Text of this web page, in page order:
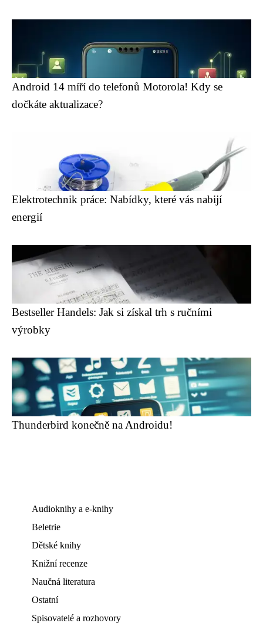
Android 14 míří do telefonů Motorola! Kdy se
dočkáte aktualizace?
Elektrotechnik práce: Nabídky, které vás nabijí
energií
Bestseller Handels: Jak si získal trh s ručními
výrobky
Thunderbird konečně na Androidu!
Audioknihy a e-knihy
Beletrie
Dětské knihy
Knižní recenze
Naučná literatura
Ostatní
Spisovatelé a rozhovory